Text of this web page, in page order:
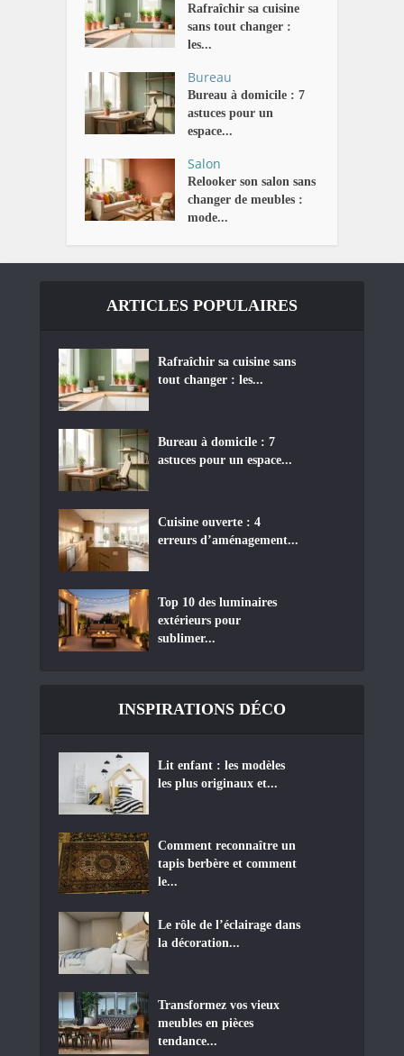
Rafraîchir sa cuisine
sans tout changer :
les...
Bureau
Bureau à domicile : 7
astuces pour un
espace...
Salon
Relooker son salon sans
changer de meubles :
mode...
ARTICLES POPULAIRES
Rafraîchir sa cuisine sans
tout changer : les...
Bureau à domicile : 7
astuces pour un espace...
Cuisine ouverte : 4
erreurs d’aménagement...
Top 10 des luminaires
extérieurs pour
sublimer...
INSPIRATIONS DÉCO
Lit enfant : les modèles
les plus originaux et...
Comment reconnaître un
tapis berbère et comment
le...
Le rôle de l’éclairage dans
la décoration...
Transformez vos vieux
meubles en pièces
tendance...